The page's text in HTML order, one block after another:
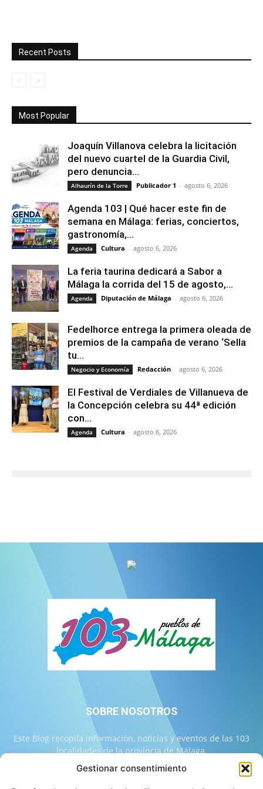
Gestionar consentimiento
Recent Posts
Most Popular
Joaquín Villanova celebra la licitación
del nuevo cuartel de la Guardia Civil,
pero denuncia...
Alhaurín de la Torre Publicador 1 - agosto 6, 2026
Agenda 103 | Qué hacer este fin de
semana en Málaga: ferias, conciertos,
gastronomía,...
Agenda Cultura - agosto 6, 2026
La feria taurina dedicará a Sabor a
Málaga la corrida del 15 de agosto,...
Agenda Diputación de Málaga - agosto 6, 2026
Fedelhorce entrega la primera oleada de
premios de la campaña de verano ‘Sella
tu...
Negocio y Economía Redacción - agosto 6, 2026
El Festival de Verdiales de Villanueva de
la Concepción celebra su 44ª edición
con...
Agenda Cultura - agosto 6, 2026
SOBRE NOSOTROS
Este Blog recopila información, noticias y eventos de las 103
localidades de la provincia de Málaga.
Contáctanos: info@103malaga.com